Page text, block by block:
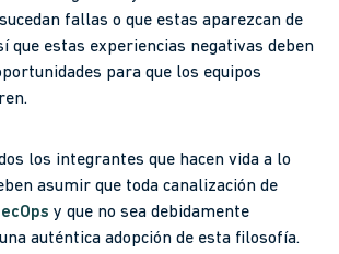
fallas o que estas aparezcan de
que estas experiencias negativas deben
para que los equipos
los integrantes que hacen vida a lo
asumir que toda canalización de
y que no sea debidamente
auténtica adopción de esta filosofía.